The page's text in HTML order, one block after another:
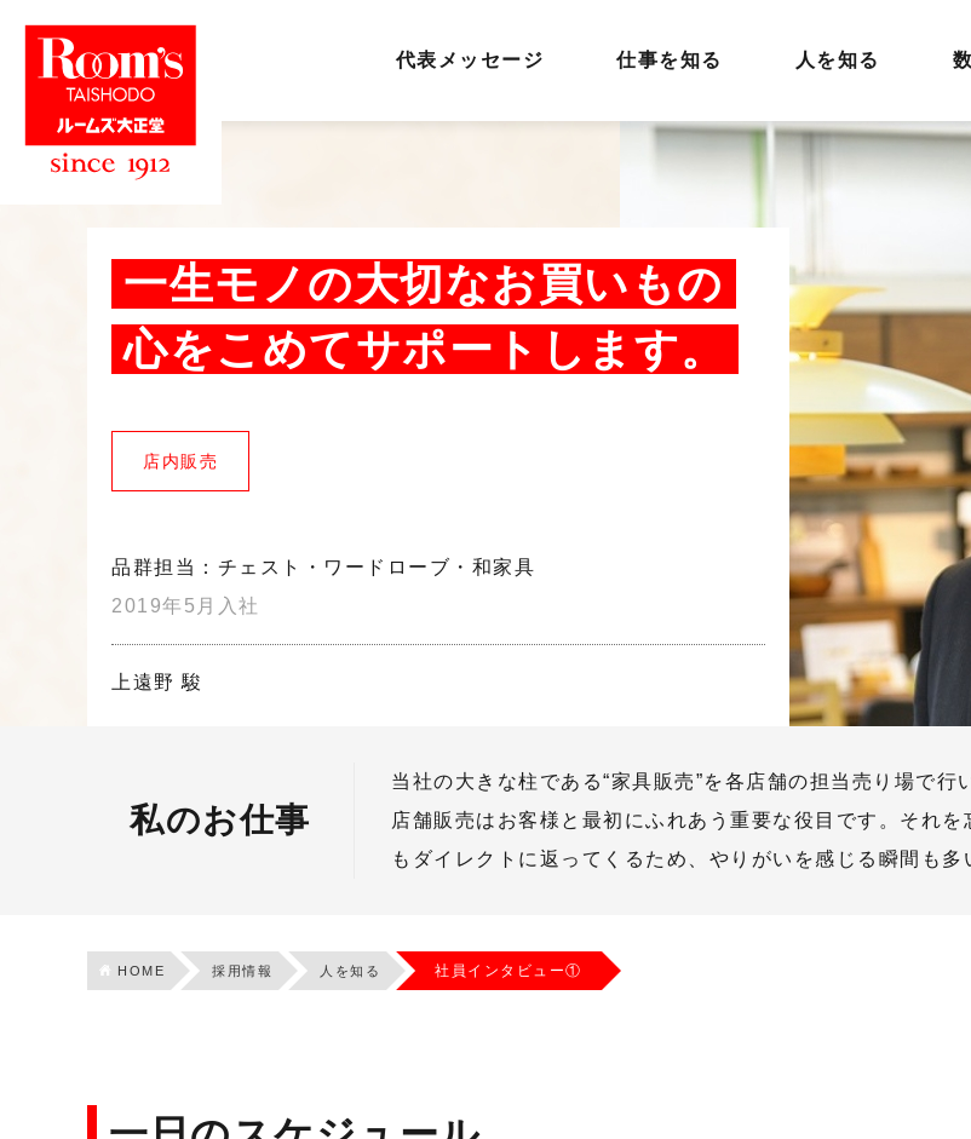
代表メッセージ 仕事を知る 人を知る
一生モノの大切なお買いもの
心をこめてサポートします。
店内販売
品群担当：チェスト・ワードローブ・和家具
2019年5月入社
上遠野 駿
私のお仕事
当社の大きな柱である“家具販売”を各店舗の担当売り場で行
店舗販売はお客様と最初にふれあう重要な役目です。それ
もダイレクトに返ってくるため、やりがいを感じる瞬間も多
HOME 採用情報 人を知る 社員インタビュー①